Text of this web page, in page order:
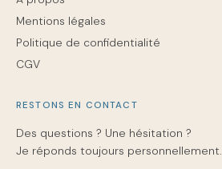
Mentions légales
Politique de confidentialité
CGV
RESTONS EN CONTACT
Des questions ? Une hésitation ?
Je réponds toujours personnellement.